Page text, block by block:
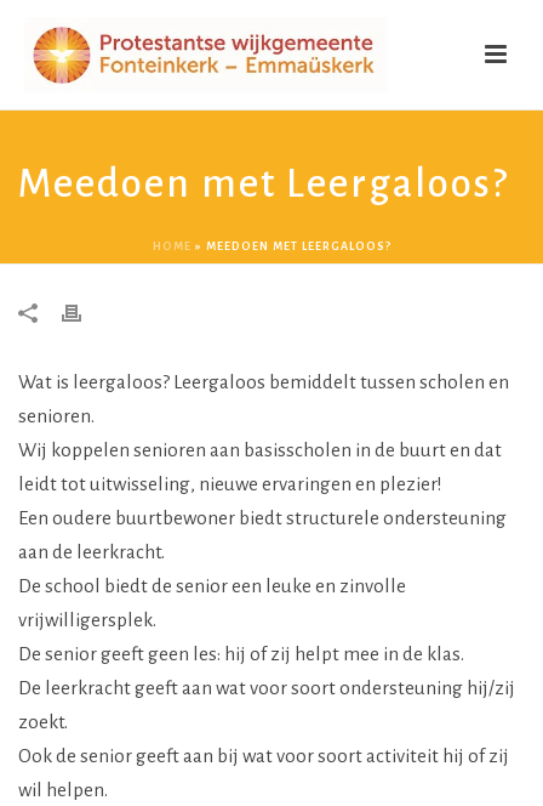
Meedoen met Leergaloos?
HOME » MEEDOEN MET LEERGALOOS?
Wat is leergaloos? Leergaloos bemiddelt tussen scholen en
senioren.
Wij koppelen senioren aan basisscholen in de buurt en dat
leidt tot uitwisseling, nieuwe ervaringen en plezier!
Een oudere buurtbewoner biedt structurele ondersteuning
aan de leerkracht.
De school biedt de senior een leuke en zinvolle
vrijwilligersplek.
De senior geeft geen les: hij of zij helpt mee in de klas.
De leerkracht geeft aan wat voor soort ondersteuning hij/zij
zoekt.
Ook de senior geeft aan bij wat voor soort activiteit hij of zij
wil helpen.